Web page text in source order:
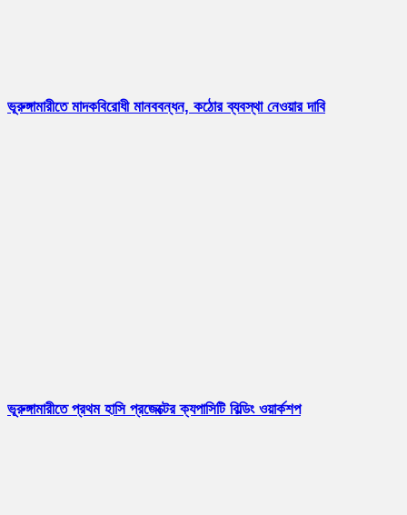
ভূরুঙ্গামারীতে মাদকবিরোধী মানববন্ধন, কঠোর ব্যবস্থা নেওয়ার দাবি
ভূরুঙ্গামারীতে প্রথম হাসি প্রজেক্টের ক্যপাসিটি বিল্ডিং ওয়ার্কশপ